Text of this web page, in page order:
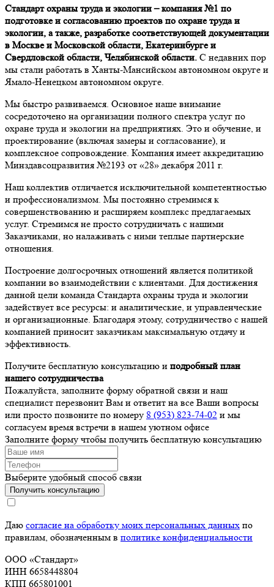
Стандарт охраны труда и экологии – компания №1 по
подготовке и согласованию проектов по охране труда и
экологии, а также, разработке соответствующей документации
в Москве и Московской области, Екатеринбурге и
Свердловской области, Челябинской области. С недавних пор
мы стали работать в Ханты-Мансийском автономном округе и
Ямало-Ненецком автономном округе.
Мы быстро развиваемся. Основное наше внимание
сосредоточено на организации полного спектра услуг по
охране труда и экологии на предприятиях. Это и обучение, и
проектирование (включая замеры и согласование), и
комплексное сопровождение. Компания имеет аккредитацию
Минздавсоцразвития №2193 от «28» декабря 2011 г.
Наш коллектив отличается исключительной компетентностью
и профессионализмом. Мы постоянно стремимся к
совершенствованию и расширяем комплекс предлагаемых
услуг. Стремимся не просто сотрудничать с нашими
Заказчиками, но налаживать с ними теплые партнерские
отношения.
Построение долгосрочных отношений является политикой
компании во взаимодействии с клиентами. Для достижения
данной цели команда Стандарта охраны труда и экологии
задействует все ресурсы: и аналитические, и управленческие
и организационные. Благодаря этому, сотрудничество с нашей
компанией приносит заказчикам максимальную отдачу и
эффективность.
Получите бесплатную консультацию и подробный план
нашего сотрудничества
Пожалуйста, заполните форму обратной связи и наш
специалист перезвонит Вам и ответит на все Ваши вопросы
или просто позвоните по номеру 8 (953) 823-74-02 и мы
согласуем время встречи в нашем уютном офисе
Заполните форму чтобы получить бесплатную консультацию
Выберите удобный способ связи
Получить консультацию
Даю согласие на обработку моих персональных данных по
правилам, обозначенным в политике конфиденциальности
ООО «Стандарт»
ИНН 6658448804
КПП 665801001